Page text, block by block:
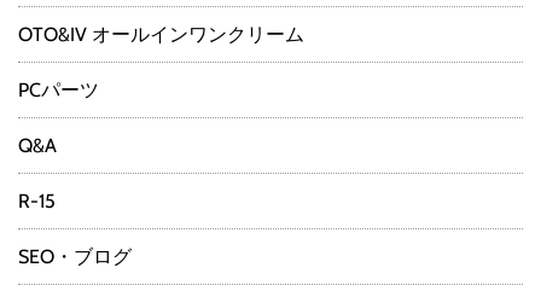
OTO&IV オールインワンクリーム
PCパーツ
Q&A
R-15
SEO・ブログ